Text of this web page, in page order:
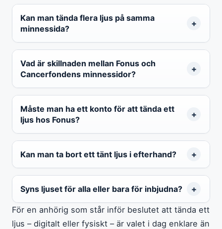
Kan man tända flera ljus på samma
minnessida?
Vad är skillnaden mellan Fonus och
Cancerfondens minnessidor?
Måste man ha ett konto för att tända ett
ljus hos Fonus?
Kan man ta bort ett tänt ljus i efterhand?
Syns ljuset för alla eller bara för inbjudna?
För en anhörig som står inför beslutet att tända ett
ljus – digitalt eller fysiskt – är valet i dag enklare än